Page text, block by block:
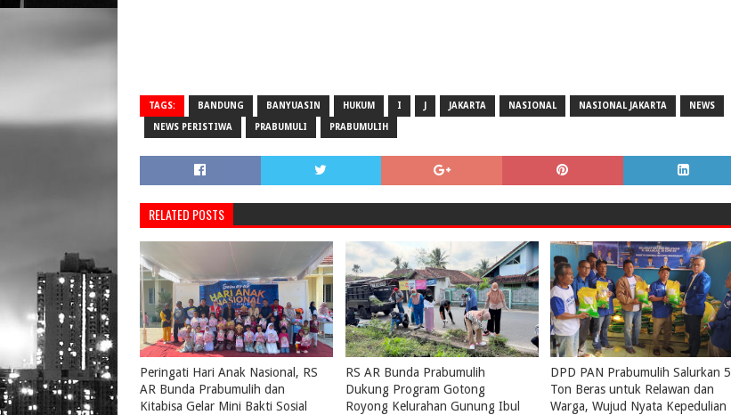
TAGS: BANDUNG BANYUASIN HUKUM I JAKARTA NASIONAL NASIONAL JAKARTA NEWS
NEWS PERISTIWA PRABUMULI PRABUMULIH
RELATED POSTS
Peringati Hari Anak Nasional, RS
AR Bunda Prabumulih dan
Kitabisa Gelar Mini Bakti Sosial
RS AR Bunda Prabumulih
Dukung Program Gotong
Royong Kelurahan Gunung Ibul
DPD PAN Prabumulih Salurkan 5
Ton Beras untuk Relawan dan
Warga, Wujud Nyata Kepedulian